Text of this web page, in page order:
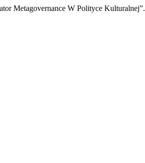
Metagovernance W Polityce Kulturalnej”.